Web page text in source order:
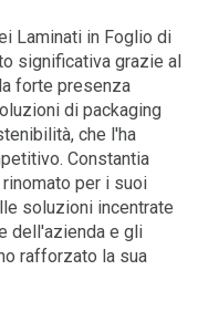
Laminati in Foglio di
significativa grazie al
forte presenza
di packaging
che l'ha
Constantia
per i suoi
soluzioni incentrate
dell'azienda e gli
rafforzato la sua